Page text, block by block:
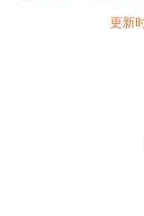
更新